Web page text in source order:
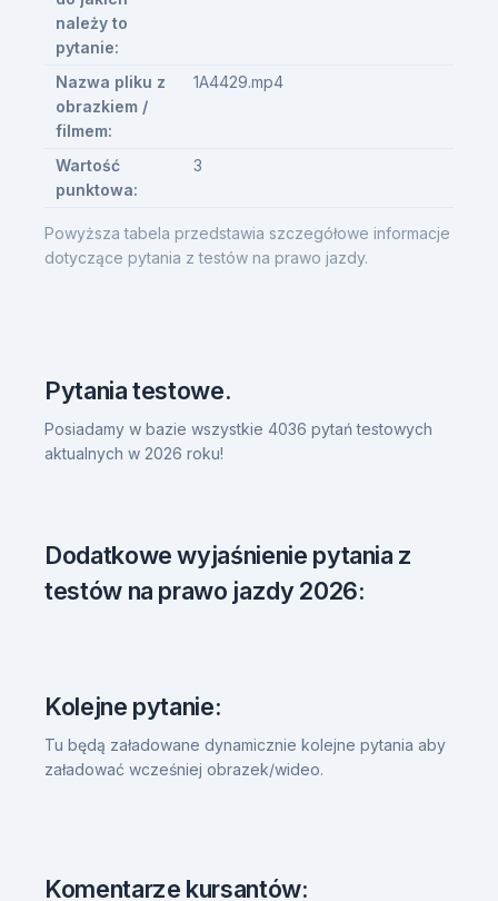
Powyższa tabela przedstawia szczegółowe informacje
dotyczące pytania z testów na prawo jazdy.
należy to
pytanie:
Nazwa pliku z
obrazkiem /
filmem:
1A4429.mp4
Wartość
punktowa:
3
Pytania testowe.
Posiadamy w bazie wszystkie 4036 pytań testowych
aktualnych w 2026 roku!
Dodatkowe wyjaśnienie pytania z
testów na prawo jazdy 2026:
Kolejne pytanie:
Tu będą załadowane dynamicznie kolejne pytania aby
załadować wcześniej obrazek/wideo.
Komentarze kursantów: